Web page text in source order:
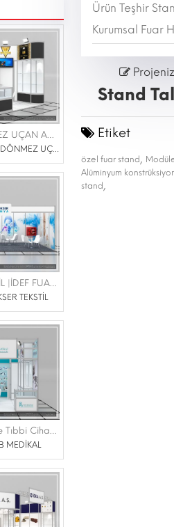
AHMET DÖNMEZ UÇAN ADAM TARIM ÜRÜNLERİ |WORLD FOOD 06-09 EYLÜL 2023
7/2023 | AHMET DÖNMEZ UÇAN ADAM TARIM ÜRÜNLERİ
TEKSTİL
MEDİKAL
Ürün Teşhir
Kurumsal Fuar
Stand
Etiket
özel fuar stand ,
Alüminyum
stand ,